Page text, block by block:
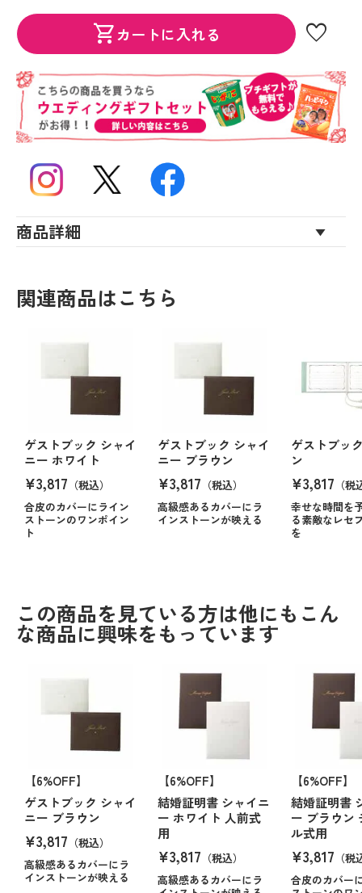
shopping_cartカートに入れる favorite
商品詳細
関連商品はこちら
ゲストブック シャイ
ニー ホワイト
¥3,817 （税込）
合皮のカバーにライン
ストーンのワンポイン
ト
ゲストブック シャイ
ニー ブラウン
¥3,817 （税込）
高級感あるカバーにラ
インストーンが映える
ゲストブッ
ン
¥3,817 （税
幸せな時間を
る素敵なレセ
を
この商品を見ている方は他にもこん
な商品に興味をもっています
【6%OFF】
ゲストブック シャイ
ニー ブラウン
¥3,817 （税込）
高級感あるカバーにラ
インストーンが映える
【6%OFF】
結婚証明書 シャイニ
ー ホワイト 人前式
用
¥3,817 （税込）
高級感あるカバーにラ
【6%OFF】
結婚証明書
ー ブラウン
ル式用
¥3,817 （税
合皮のカバー